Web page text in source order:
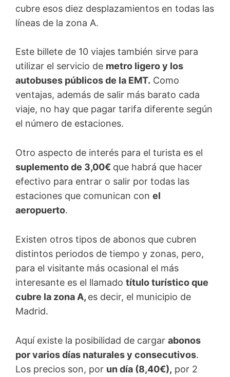
cubre esos diez desplazamientos en todas las
líneas de la zona A.
Este billete de 10 viajes también sirve para
utilizar el servicio de metro ligero y los
autobuses públicos de la EMT. Como
ventajas, además de salir más barato cada
viaje, no hay que pagar tarifa diferente según
el número de estaciones.
Otro aspecto de interés para el turista es el
suplemento de 3,00€ que habrá que hacer
efectivo para entrar o salir por todas las
estaciones que comunican con el
aeropuerto.
Existen otros tipos de abonos que cubren
distintos periodos de tiempo y zonas, pero,
para el visitante más ocasional el más
interesante es el llamado título turístico que
cubre la zona A, es decir, el municipio de
Madrid.
Aquí existe la posibilidad de cargar abonos
por varios días naturales y consecutivos.
Los precios son, por un día (8,40€), por 2